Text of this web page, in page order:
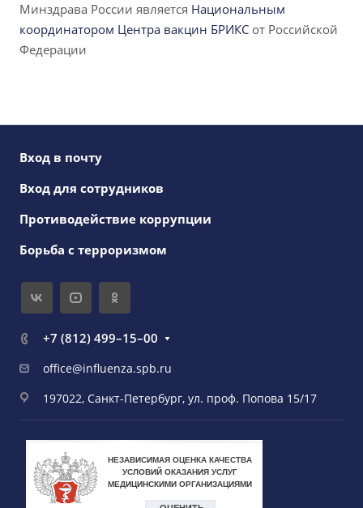
Минздрава России является Национальным
координатором Центра вакцин БРИКС от Российской
Федерации
Вход в почту
Вход для сотрудников
Противодействие коррупции
Борьба с терроризмом
+7 (812) 499–15–00
office@influenza.spb.ru
197022, Санкт-Петербург, ул. проф. Попова 15/17